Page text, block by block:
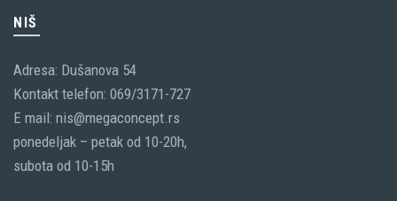
NIŠ
Adresa: Dušanova 54
Kontakt telefon: 069/3171-727
E mail: nis@megaconcept.rs
ponedeljak – petak od 10-20h,
subota od 10-15h